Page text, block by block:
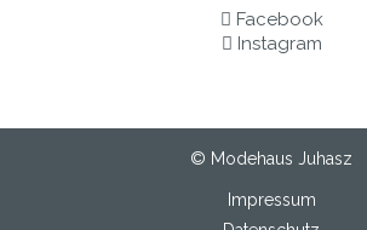
Facebook
Instagram
© Modehaus Juhasz
Impressum